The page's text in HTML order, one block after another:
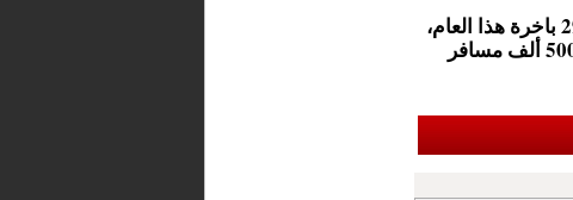
وإلى جانب ذلك، قامت وزارة النقل واللوجيستيك بتعبئة 29 باخرة هذا العام،
مع توفير حوالي 535 رحلة أسبوعية بسعة نقل تصل إلى 500 ألف مسافر